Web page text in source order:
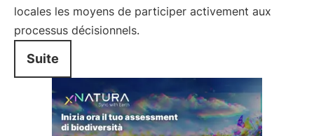
locales les moyens de participer activement aux
processus décisionnels.
Suite